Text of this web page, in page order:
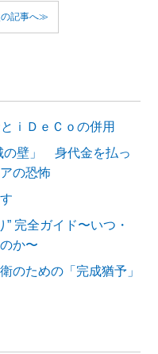
の記事へ≫
ｉＤｅＣｏの併用
の壁」 身代金を払っ
の恐怖
完全ガイド〜いつ・
か〜
のための「完成猶予」